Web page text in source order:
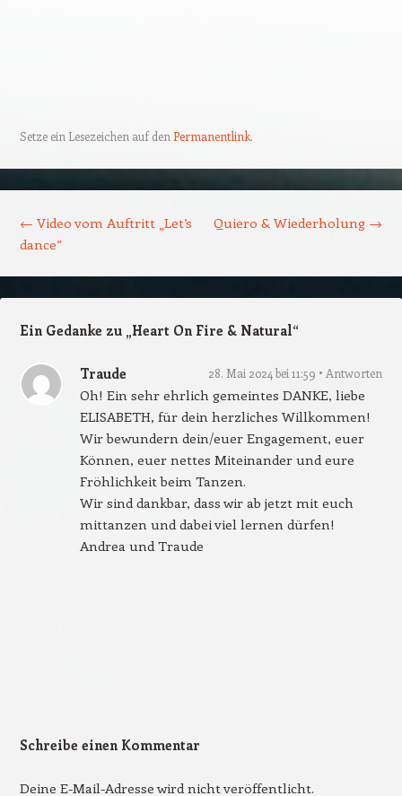
Setze ein Lesezeichen auf den Permanentlink.
← Video vom Auftritt „Let’s
dance“
Quiero & Wiederholung →
Ein Gedanke zu „Heart On Fire & Natural“
Traude 28. Mai 2024 bei 11:59 Antworten
Oh! Ein sehr ehrlich gemeintes DANKE, liebe
ELISABETH, für dein herzliches Willkommen!
Wir bewundern dein/euer Engagement, euer
Können, euer nettes Miteinander und eure
Fröhlichkeit beim Tanzen.
Wir sind dankbar, dass wir ab jetzt mit euch
mittanzen und dabei viel lernen dürfen!
Andrea und Traude
Schreibe einen Kommentar
Deine E-Mail-Adresse wird nicht veröffentlicht.